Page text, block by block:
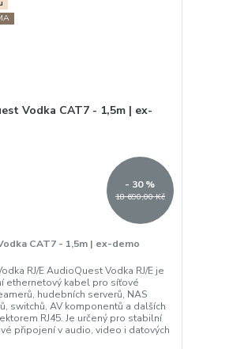
18 690,00 Kč
- 30 %
CAT7 - 1,5m | ex-demo
RJ/E AudioQuest Vodka RJ/E je
ethernetový kabel pro síťové
hudebních serverů, NAS
switchů, AV komponentů a dalších
RJ45. Je určený pro stabilní
připojení v audio, video i datových